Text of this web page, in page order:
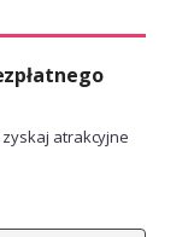
atrakcyjne